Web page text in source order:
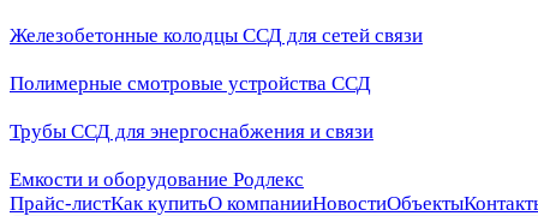
Железобетонные колодцы ССД для сетей связи
Полимерные смотровые устройства ССД
Трубы ССД для энергоснабжения и связи
Емкости и оборудование Родлекс
Прайс-листКак купитьО компанииНовостиОбъекты